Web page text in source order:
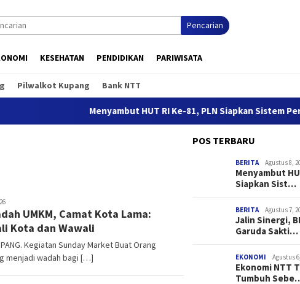
Pencarian
KESEHATAN PENDIDIKAN PARIWISATA
Pilwalkot Kupang Bank NTT
Menyambut HUT RI Ke-81, PLN Siapkan Sistem
UMKM, Camat Kota Lama:
Kota dan Wawali
Kegiatan Sunday Market Buat Orang
menjadi wadah bagi […]
POS TERBARU
BERITA Agustus 8,
Menyambut
Siapkan Sist…
BERITA Agustus 7,
Jalin Sinergi,
Garuda Sakti…
EKONOMI Agustus
Ekonomi NTT
Tumbuh